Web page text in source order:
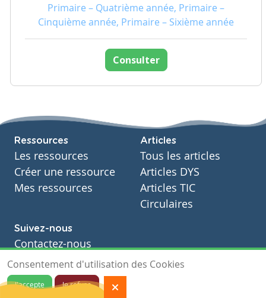
Primaire – Quatrième année, Primaire –
Cinquième année, Primaire – Sixième année
Consulter
Ressources
Les ressources
Créer une ressource
Mes ressources
Articles
Tous les articles
Articles DYS
Articles TIC
Circulaires
Suivez-nous
Contactez-nous
Soutien scolaire
Notre page Facebook
Consentement d'utilisation des Cookies
J'accepte
Je refuse